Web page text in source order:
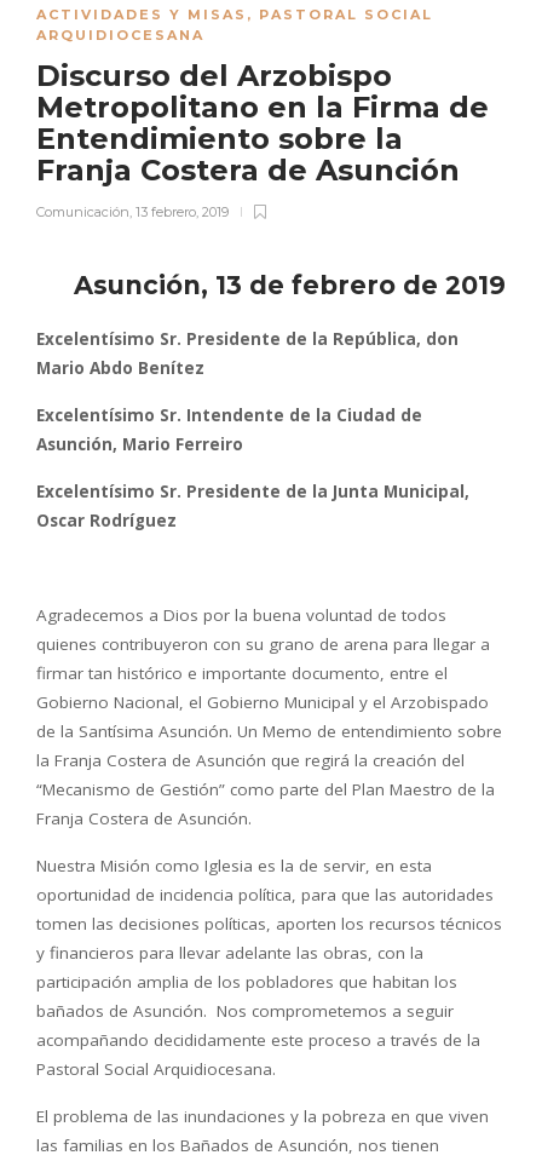
ACTIVIDADES Y MISAS , PASTORAL SOCIAL
ARQUIDIOCESANA
Discurso del Arzobispo
Metropolitano en la Firma de
Entendimiento sobre la
Franja Costera de Asunción
Comunicación, 13 febrero, 2019
Asunción, 13 de febrero de 2019
Excelentísimo Sr. Presidente de la República, don
Mario Abdo Benítez
Excelentísimo Sr. Intendente de la Ciudad de
Asunción, Mario Ferreiro
Excelentísimo Sr. Presidente de la Junta Municipal,
Oscar Rodríguez
Agradecemos a Dios por la buena voluntad de todos
quienes contribuyeron con su grano de arena para llegar a
firmar tan histórico e importante documento, entre el
Gobierno Nacional, el Gobierno Municipal y el Arzobispado
de la Santísima Asunción. Un Memo de entendimiento sobre
la Franja Costera de Asunción que regirá la creación del
“Mecanismo de Gestión” como parte del Plan Maestro de la
Franja Costera de Asunción.
Nuestra Misión como Iglesia es la de servir, en esta
oportunidad de incidencia política, para que las autoridades
tomen las decisiones políticas, aporten los recursos técnicos
y financieros para llevar adelante las obras, con la
participación amplia de los pobladores que habitan los
bañados de Asunción. Nos comprometemos a seguir
acompañando decididamente este proceso a través de la
Pastoral Social Arquidiocesana.
El problema de las inundaciones y la pobreza en que viven
las familias en los Bañados de Asunción, nos tienen